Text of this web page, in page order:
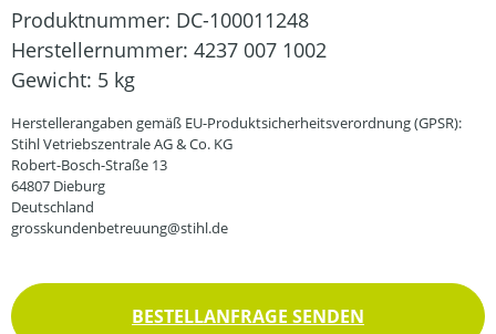
Produktnummer: DC-100011248
Herstellernummer: 4237 007 1002
Gewicht: 5 kg
Herstellerangaben gemäß EU-Produktsicherheitsverordnung (GPSR):
Stihl Vetriebszentrale AG & Co. KG
Robert-Bosch-Straße 13
64807 Dieburg
Deutschland
grosskundenbetreuung@stihl.de
BESTELLANFRAGE SENDEN